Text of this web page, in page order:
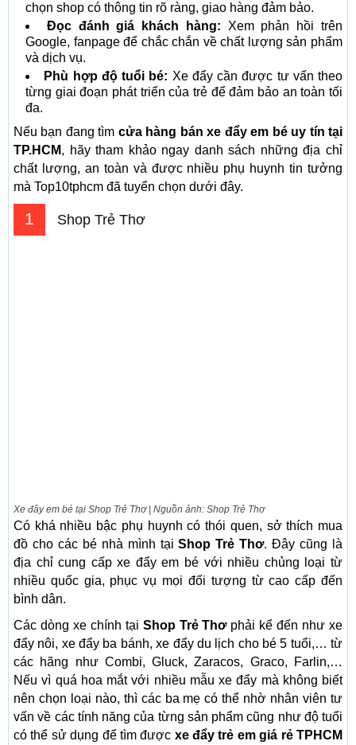
chọn shop có thông tin rõ ràng, giao hàng đảm bảo.
Đọc đánh giá khách hàng: Xem phản hồi trên
Google, fanpage để chắc chắn về chất lượng sản phẩm
và dịch vụ.
Phù hợp độ tuổi bé: Xe đẩy cần được tư vấn theo
từng giai đoạn phát triển của trẻ để đảm bảo an toàn tối
đa.
Nếu bạn đang tìm cửa hàng bán xe đẩy em bé uy tín tại
TP.HCM, hãy tham khảo ngay danh sách những địa chỉ
chất lượng, an toàn và được nhiều phụ huynh tin tưởng
mà Top10tphcm đã tuyển chọn dưới đây.
1 Shop Trẻ Thơ
Xe đây em bé tại Shop Trẻ Thơ | Nguồn ảnh: Shop Trẻ Thơ
Có khá nhiều bậc phụ huynh có thói quen, sở thích mua
đồ cho các bé nhà mình tạiShop Trẻ Thơ. Đây cũng là
địa chỉ cung cấp xe đẩy em bé với nhiều chủng loại từ
nhiều quốc gia, phục vụ mọi đối tượng từ cao cấp đến
bình dân.
Các dòng xe chính tại Shop Trẻ Thơphải kể đến như xe
đẩy nôi, xe đẩy ba bánh, xe đẩy du lịch cho bé 5 tuổi,… từ
các hãng như Combi, Gluck, Zaracos, Graco, Farlin,…
Nếu vì quá hoa mắt với nhiều mẫu xe đẩy mà không biết
nên chọn loại nào, thì các ba mẹ có thể nhờ nhân viên tư
vấn về các tính năng của từng sản phẩm cũng như độ tuổi
có thể sử dụng để tìm được xe đẩy trẻ em giá rẻ TPHCM